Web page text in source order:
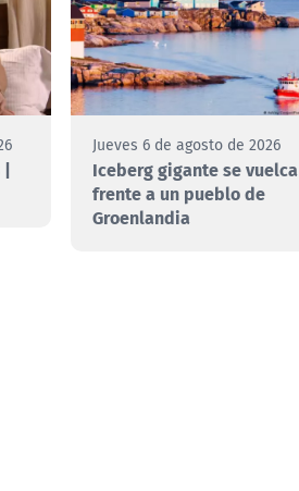
|
Jueves 6 de agosto de 2026
Iceberg gigante se vuelca
frente a un pueblo de
Groenlandia